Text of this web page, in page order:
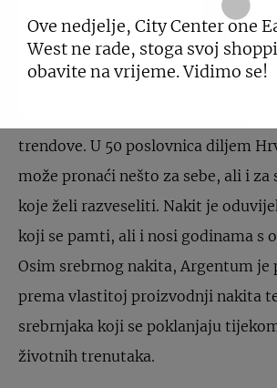
ARGENTUM
Argentum je poznati hrvatski
svojom ponudom modnih detalja
lice brojnim zaljubljenicima u
trendove. U 50 poslovnica diljem
može pronaći nešto za sebe, ali i za
koje želi razveseliti. Nakit je
koji se pamti, ali i nosi godinama s
Osim srebrnog nakita, Argentum
prema vlastitoj proizvodnji nakita
srebrnjaka koji se poklanjaju
životnih trenutaka.
Ove nedjelje, City Center one
West ne rade, stoga svoj
obavite na vrijeme. Vidimo se!